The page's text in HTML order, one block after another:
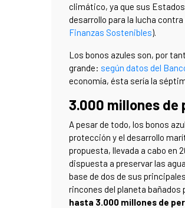
climático, ya que sus
desarrollo para la lucha
Finanzas Sostenibles).
Los bonos azules son, por
grande: según datos del
economía, ésta sería la
3.000 millones de
A pesar de todo, los bonos
protección y el desarrollo
propuesta, llevada a cabo en
dispuesta a preservar las
base de dos de sus
rincones del planeta bañados
hasta 3.000 millones de